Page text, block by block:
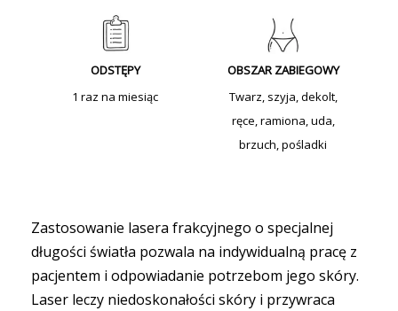
ODSTĘPY
1 raz na miesiąc
OBSZAR ZABIEGOWY
Twarz, szyja, dekolt,
ręce, ramiona, uda,
brzuch, pośladki
Zastosowanie lasera frakcyjnego o specjalnej
długości światła pozwala na indywidualną pracę z
pacjentem i odpowiadanie potrzebom jego skóry.
Laser leczy niedoskonałości skóry i przywraca